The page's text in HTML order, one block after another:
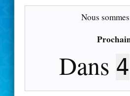
Nous
Dans 4